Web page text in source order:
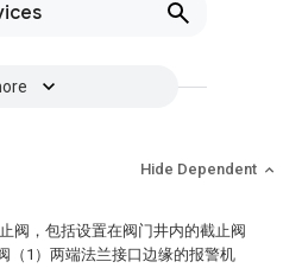
Hide Dependent
阀，包括设置在阀门井内的截止阀
（1）两端法兰接口边缘的报警机